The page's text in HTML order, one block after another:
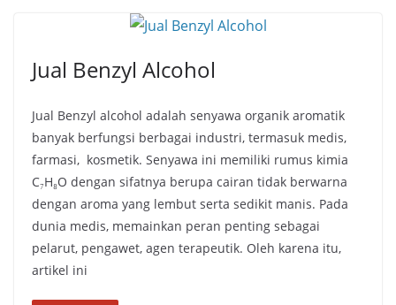
Jual Benzyl Alcohol
Jual Benzyl alcohol adalah senyawa organik aromatik
banyak berfungsi berbagai industri, termasuk medis,
farmasi, kosmetik. Senyawa ini memiliki rumus kimia
C₇H₈O dengan sifatnya berupa cairan tidak berwarna
dengan aroma yang lembut serta sedikit manis. Pada
dunia medis, memainkan peran penting sebagai
pelarut, pengawet, agen terapeutik. Oleh karena itu,
artikel ini